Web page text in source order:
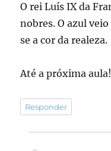
O rei Luís IX da
nobres. O azul
se a cor da realeza.
Até a próxima aula!
Responder